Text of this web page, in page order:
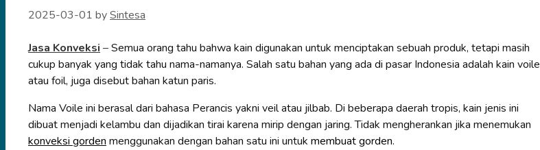
2025-03-01 bySintesa
Jasa Konveksi–Semua orang tahu bahwa kain digunakan untuk menciptakan sebuah produk, tetapi masih
cukup banyak yang tidak tahu nama-namanya. Salah satu bahan yang ada di pasar Indonesia adalah kain voile
atau foil, juga disebut bahan katun paris.
Nama Voile ini berasal dari bahasa Perancis yakni veil atau jilbab. Di beberapa daerah tropis, kain jenis ini
dibuat menjadi kelambu dan dijadikan tirai karena mirip dengan jaring. Tidak mengherankan jika menemukan
konveksi gordenmenggunakan dengan bahan satu ini untuk membuat gorden.